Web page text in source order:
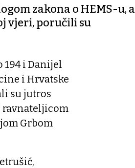
zakona o HEMS-u, a
vjeri, poručili su
i Danijel
i Hrvatske
su jutros
ravnateljicom
Grbom